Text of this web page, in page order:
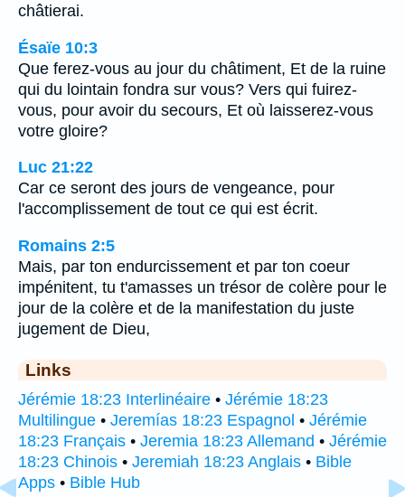
châtierai.
Ésaïe 10:3
Que ferez-vous au jour du châtiment, Et de la ruine
qui du lointain fondra sur vous? Vers qui fuirez-
vous, pour avoir du secours, Et où laisserez-vous
votre gloire?
Luc 21:22
Car ce seront des jours de vengeance, pour
l'accomplissement de tout ce qui est écrit.
Romains 2:5
Mais, par ton endurcissement et par ton coeur
impénitent, tu t'amasses un trésor de colère pour le
jour de la colère et de la manifestation du juste
jugement de Dieu,
Links
Jérémie 18:23 Interlinéaire • Jérémie 18:23
Multilingue • Jeremías 18:23 Espagnol • Jérémie
18:23 Français • Jeremia 18:23 Allemand • Jérémie
18:23 Chinois • Jeremiah 18:23 Anglais • Bible
Apps • Bible Hub